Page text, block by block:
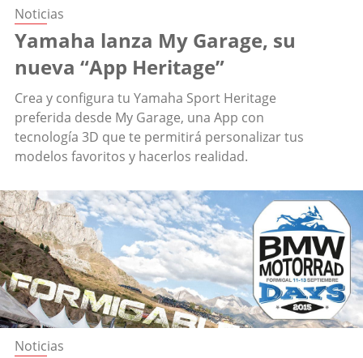
Noticias
Yamaha lanza My Garage, su
nueva “App Heritage”
Crea y configura tu Yamaha Sport Heritage
preferida desde My Garage, una App con
tecnología 3D que te permitirá personalizar tus
modelos favoritos y hacerlos realidad.
Noticias